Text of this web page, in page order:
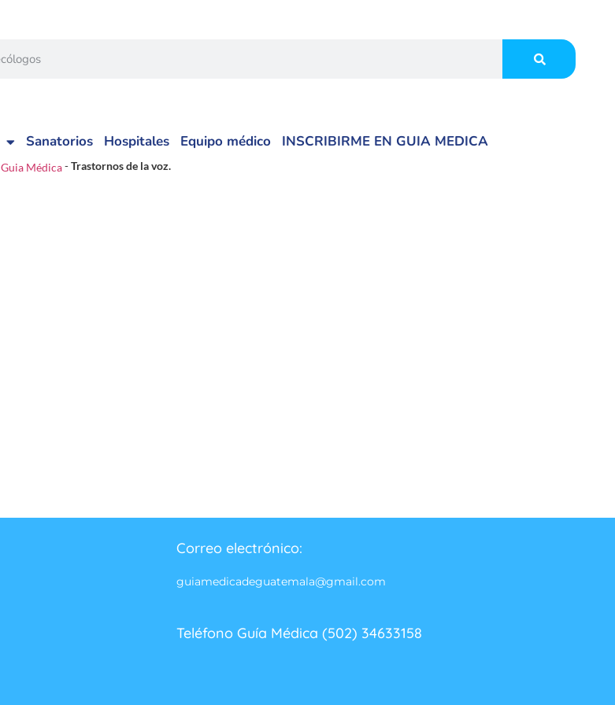
Sanatorios Hospitales Equipo médico INSCRIBIRME EN GUIA MEDICA
Guia Médica-Trastornos de la voz.
Correo electrónico:
guiamedicadeguatemala@gmail.com
Teléfono Guía Médica (502) 34633158